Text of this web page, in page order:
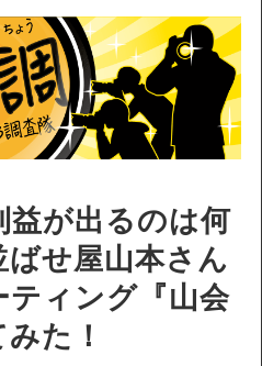
益が出るのは何
せ屋山本さん
ィング『山会
た！